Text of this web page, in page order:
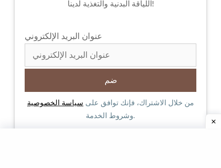
اللياقة البدنية والتغذية لدينا!
عنوان البريد الإلكتروني
من خلال الاشتراك، فإنك توافق على سياسة الخصوصية
وشروط الخدمة.